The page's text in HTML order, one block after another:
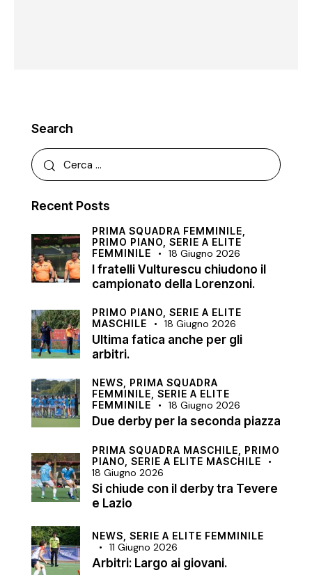
Search
Recent Posts
PRIMA SQUADRA FEMMINILE,
PRIMO PIANO, SERIE A ELITE
FEMMINILE
18 Giugno 2026
I fratelli Vulturescu chiudono il
campionato della Lorenzoni.
PRIMO PIANO, SERIE A ELITE
MASCHILE
18 Giugno 2026
Ultima fatica anche per gli
arbitri.
NEWS, PRIMA SQUADRA
FEMMINILE, SERIE A ELITE
FEMMINILE
18 Giugno 2026
Due derby per la seconda piazza
PRIMA SQUADRA MASCHILE, PRIMO
PIANO, SERIE A ELITE MASCHILE
18 Giugno 2026
Si chiude con il derby tra Tevere
e Lazio
NEWS, SERIE A ELITE FEMMINILE
11 Giugno 2026
Arbitri: Largo ai giovani.